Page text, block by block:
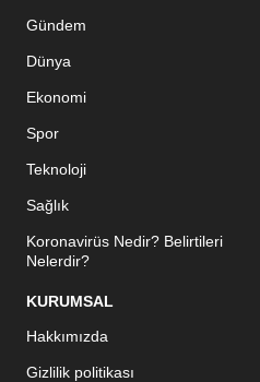
Gündem
Dünya
Ekonomi
Spor
Teknoloji
Sağlık
Koronavirüs Nedir? Belirtileri
Nelerdir?
KURUMSAL
Hakkımızda
Gizlilik politikası